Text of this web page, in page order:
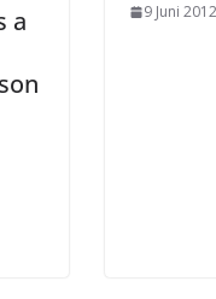
a
9 Juni 2012